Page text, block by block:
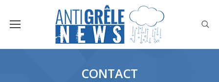
CONTACT